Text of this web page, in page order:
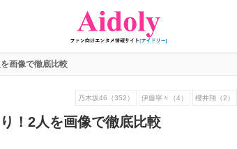
画像で徹底比較
乃木坂46（352） 伊藤寧々（4） 櫻井翔（2）
！2人を画像で徹底比較